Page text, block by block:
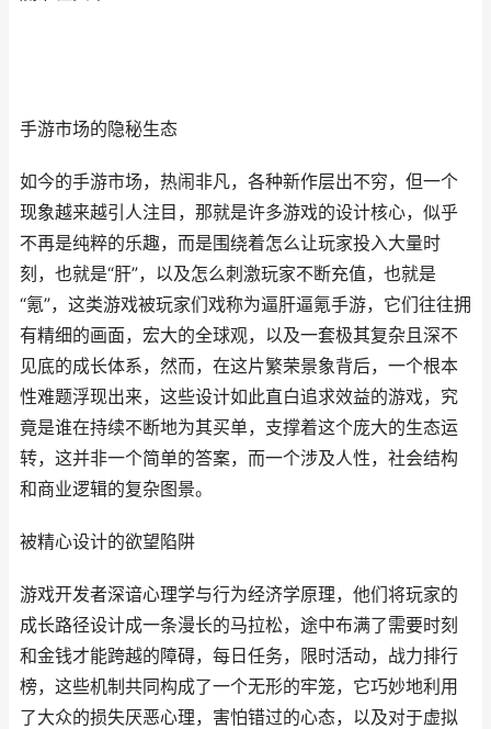
手游市场的隐秘生态
如今的手游市场，热闹非凡，各种新作层出不穷，但一个
现象越来越引人注目，那就是许多游戏的设计核心，似乎
不再是纯粹的乐趣，而是围绕着怎么让玩家投入大量时
刻，也就是“肝”，以及怎么刺激玩家不断充值，也就是
“氪”，这类游戏被玩家们戏称为逼肝逼氪手游，它们往往拥
有精细的画面，宏大的全球观，以及一套极其复杂且深不
见底的成长体系，然而，在这片繁荣景象背后，一个根本
性难题浮现出来，这些设计如此直白追求效益的游戏，究
竟是谁在持续不断地为其买单，支撑着这个庞大的生态运
转，这并非一个简单的答案，而一个涉及人性，社会结构
和商业逻辑的复杂图景。
被精心设计的欲望陷阱
游戏开发者深谙心理学与行为经济学原理，他们将玩家的
成长路径设计成一条漫长的马拉松，途中布满了需要时刻
和金钱才能跨越的障碍，每日任务，限时活动，战力排行
榜，这些机制共同构成了一个无形的牢笼，它巧妙地利用
了大众的损失厌恶心理，害怕错过的心态，以及对于虚拟